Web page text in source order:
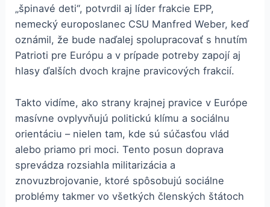
„špinavé deti“, potvrdil aj líder frakcie EPP,
nemecký europoslanec CSU Manfred Weber, keď
oznámil, že bude naďalej spolupracovať s hnutím
Patrioti pre Európu a v prípade potreby zapojí aj
hlasy ďalších dvoch krajne pravicových frakcií.
Takto vidíme, ako strany krajnej pravice v Európe
masívne ovplyvňujú politickú klímu a sociálnu
orientáciu – nielen tam, kde sú súčasťou vlád
alebo priamo pri moci. Tento posun doprava
sprevádza rozsiahla militarizácia a
znovuzbrojovanie, ktoré spôsobujú sociálne
problémy takmer vo všetkých členských štátoch